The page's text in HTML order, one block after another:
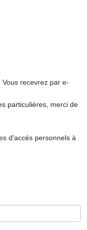
recevrez par e-
particulières, merci de
d'accés personnels à